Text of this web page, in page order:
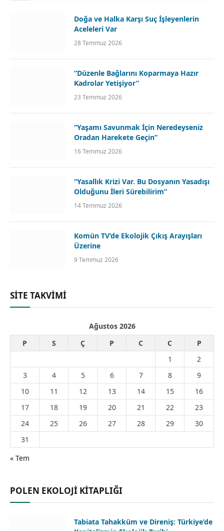
Doğa ve Halka Karşı Suç İşleyenlerin
Aceleleri Var
28 Temmuz 2026
“Düzenle Bağlarını Koparmaya Hazır
Kadrolar Yetişiyor”
23 Temmuz 2026
“Yaşamı Savunmak İçin Neredeyseniz
Oradan Harekete Geçin”
16 Temmuz 2026
“Yasallık Krizi Var. Bu Dosyanın Yasadışı
Olduğunu İleri Sürebilirim”
14 Temmuz 2026
Komün TV’de Ekolojik Çıkış Arayışları
Üzerine
9 Temmuz 2026
SİTE TAKVİMİ
Ağustos 2026
P
S Ç P C C
P
1
2
3
4 5 6 7 8
9
10
11 12 13 14 15
16
17
18 19 20 21 22
23
24
25 26 27 28 29
30
31
« Tem
POLEN EKOLOJİ KİTAPLIĞI
Tabiata Tahakküm ve Direniş: Türkiye’de